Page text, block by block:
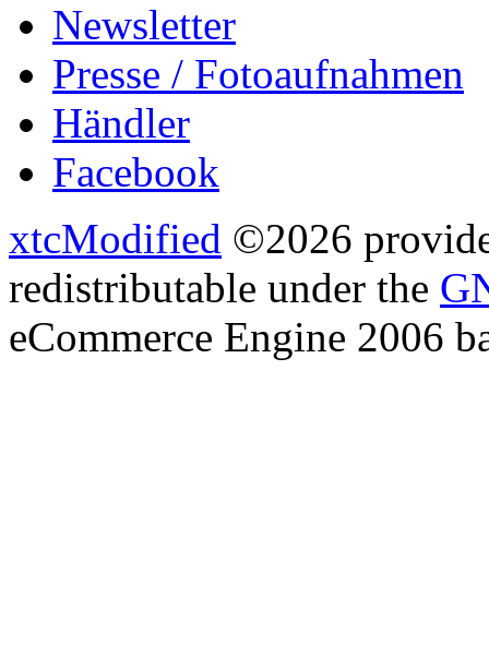
Newsletter
Presse / Fotoaufnahmen
Händler
Facebook
xtcModified ©2026
redistributable under the
eCommerce Engine 2006